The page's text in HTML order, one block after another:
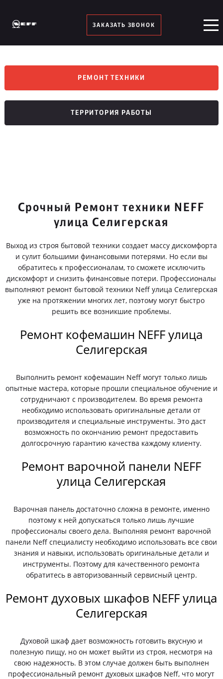
ЗАКАЗАТЬ ЗВОНОК
РЕМОНТ ТЕХНИКИ
ТЕРРИТОРИЯ РАБОТЫ
Срочный Ремонт техники NEFF
улица Селигерская
Выход из строя бытовой техники создает массу дискомфорта
и сулит большими финансовыми потерями. Но если вы
обратитесь к профессионалам, то сможете исключить
дискомфорт и снизить финансовые потери. Профессионалы
выполняют ремонт бытовой техники Neff улица Селигерская
уже на протяжении многих лет, поэтому могут быстро
решить все возникшие проблемы.
Ремонт кофемашин NEFF улица
Селигерская
Выполнить ремонт кофемашин Neff могут только лишь
опытные мастера, которые прошли специальное обучение и
сотрудничают с производителем. Во время ремонта
необходимо использовать оригинальные детали от
производителя и специальные инструменты. Это даст
возможность по окончанию ремонт предоставить
долгосрочную гарантию качества каждому клиенту.
Ремонт варочной панели NEFF
улица Селигерская
Варочная панель достаточно сложна в ремонте, именно
поэтому к ней допускаться только лишь лучшие
профессионалы своего дела. Выполняя ремонт варочной
панели Neff специалисту необходимо использовать все свои
знания и навыки, использовать оригинальные детали и
инструменты. Поэтому для качественного ремонта
обратитесь в авторизованный сервисный центр.
Ремонт духовых шкафов NEFF улица
Селигерская
Духовой шкаф дает возможность готовить вкусную и
полезную пищу, но он может выйти из строя, несмотря на
свою надежность. В этом случае должен быть выполнен
профессиональный ремонт духовых шкафов Neff, что могут